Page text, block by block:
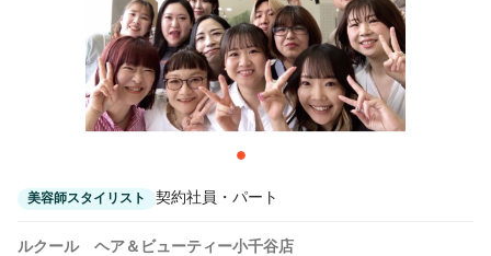
美容師スタイリスト 契約社員・パート
ルクール ヘア＆ビューティー小千谷店